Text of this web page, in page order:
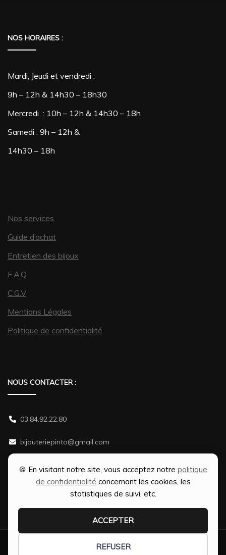
🍪 En visitant notre site, vous acceptez notre politique
de confidentialité concernant les cookies, les
statistiques de suivi, etc.
ACCEPTER
REFUSER
NOS HORAIRES :
Mardi, Jeudi et vendredi :
9h – 12h & 14h30 – 18h30
Mercredi : 10h – 12h & 14h30 – 18h
Samedi : 9h – 12h &
14h30 – 18h
Nos services
Guide d’achat
Entretien des bijoux
F.A.Q
C.G.V
Mentions Légales
Politique de confidentialité
NOUS CONTACTER :
03.84.92.22.80
bijouteriepinto@gmail.com
38 rue Gambetta 70500 JUSSEY
Création Ophélie PINTO | Optimisation SEO par